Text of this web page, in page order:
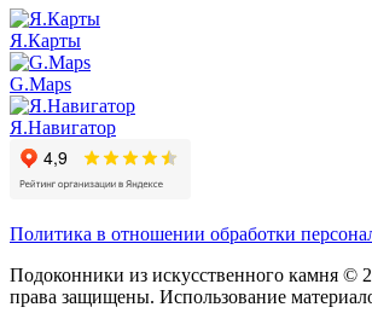
Я.Карты
G.Maps
Я.Навигатор
Политика в отношении обработки
Подоконники из искусственного камня ©
права защищены. Использование